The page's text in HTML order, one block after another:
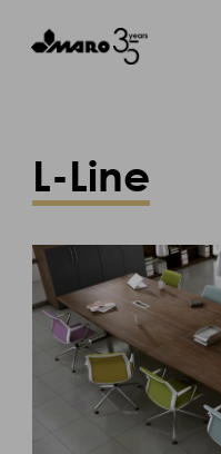
L-Line